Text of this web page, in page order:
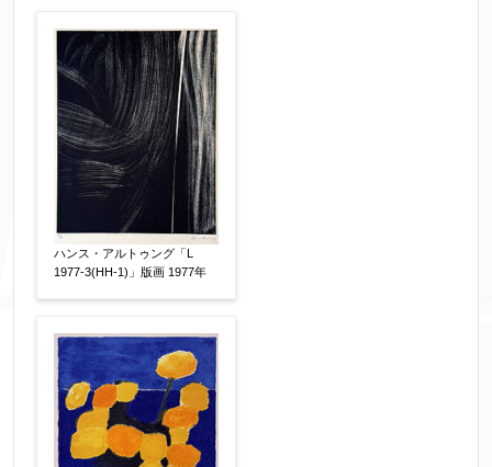
ハンス・アルトゥング「L
1977-3(HH-1)」版画 1977年